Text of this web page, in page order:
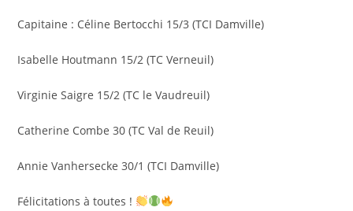
Capitaine : Céline Bertocchi 15/3 (TCI Damville)
Isabelle Houtmann 15/2 (TC Verneuil)
Virginie Saigre 15/2 (TC le Vaudreuil)
Catherine Combe 30 (TC Val de Reuil)
Annie Vanhersecke 30/1 (TCI Damville)
Félicitations à toutes !